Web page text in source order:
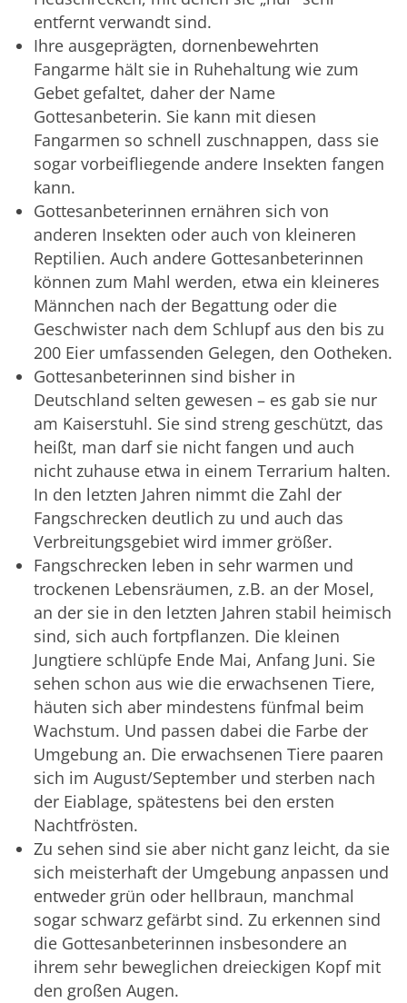
entfernt verwandt sind.
Ihre ausgeprägten, dornenbewehrten
Fangarme hält sie in Ruhehaltung wie zum
Gebet gefaltet, daher der Name
Gottesanbeterin. Sie kann mit diesen
Fangarmen so schnell zuschnappen, dass sie
sogar vorbeifliegende andere Insekten fangen
kann.
Gottesanbeterinnen ernähren sich von
anderen Insekten oder auch von kleineren
Reptilien. Auch andere Gottesanbeterinnen
können zum Mahl werden, etwa ein kleineres
Männchen nach der Begattung oder die
Geschwister nach dem Schlupf aus den bis zu
200 Eier umfassenden Gelegen, den Ootheken.
Gottesanbeterinnen sind bisher in
Deutschland selten gewesen – es gab sie nur
am Kaiserstuhl. Sie sind streng geschützt, das
heißt, man darf sie nicht fangen und auch
nicht zuhause etwa in einem Terrarium halten.
In den letzten Jahren nimmt die Zahl der
Fangschrecken deutlich zu und auch das
Verbreitungsgebiet wird immer größer.
Fangschrecken leben in sehr warmen und
trockenen Lebensräumen, z.B. an der Mosel,
an der sie in den letzten Jahren stabil heimisch
sind, sich auch fortpflanzen. Die kleinen
Jungtiere schlüpfe Ende Mai, Anfang Juni. Sie
sehen schon aus wie die erwachsenen Tiere,
häuten sich aber mindestens fünfmal beim
Wachstum. Und passen dabei die Farbe der
Umgebung an. Die erwachsenen Tiere paaren
sich im August/September und sterben nach
der Eiablage, spätestens bei den ersten
Nachtfrösten.
Zu sehen sind sie aber nicht ganz leicht, da sie
sich meisterhaft der Umgebung anpassen und
entweder grün oder hellbraun, manchmal
sogar schwarz gefärbt sind. Zu erkennen sind
die Gottesanbeterinnen insbesondere an
ihrem sehr beweglichen dreieckigen Kopf mit
den großen Augen.